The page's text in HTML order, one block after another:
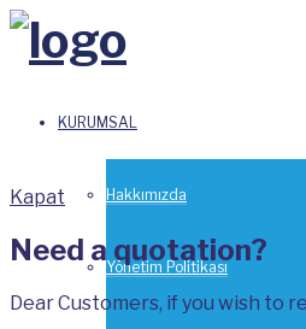
KURUMSAL
Hakkımızda
Yönetim Politikası
Kapat
Need a quotation?
Dear Customers, if you wish to